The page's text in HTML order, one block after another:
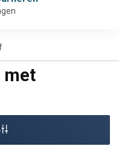
met